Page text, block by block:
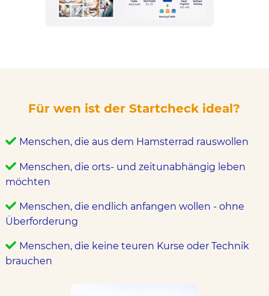
Für wen ist der Startcheck ideal?
Menschen, die aus dem Hamsterrad rauswollen
Menschen, die orts- und zeitunabhängig leben
möchten
Menschen, die endlich anfangen wollen - ohne
Überforderung
Menschen, die keine teuren Kurse oder Technik
brauchen